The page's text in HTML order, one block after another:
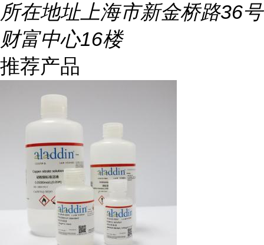
所在地址上海市新金桥路36号
财富中心16楼
推荐产品